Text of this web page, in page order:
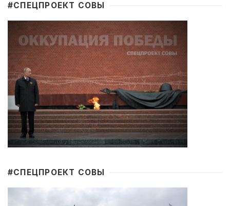
#CПЕЦПРОЕКТ СОВЫ
#CПЕЦПРОЕКТ СОВЫ